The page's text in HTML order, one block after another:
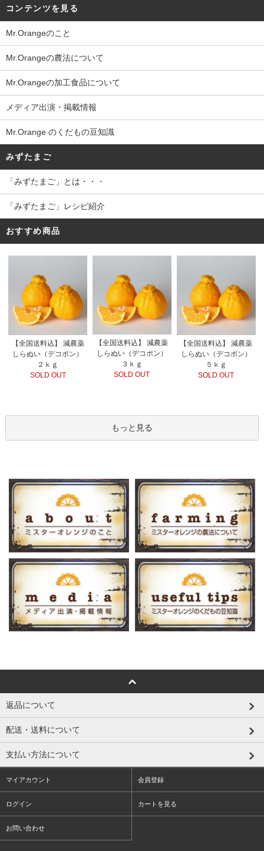
コンテンツを見る
Mr.Orangeのこと
Mr.Orangeの農法について
Mr.Orangeの加工食品について
メディア出演・掲載情報
Mr.Orange のくだもの豆知識
みずたまご
「みずたまご」とは・・・
「みずたまご」レシピ紹介
おすすめ商品
【全国送料込】 減農薬
しらぬい（デコポン）
２ｋｇ
SOLD OUT
【全国送料込】 減農薬
しらぬい（デコポン）
３ｋｇ
SOLD OUT
【全国送料込】 減農薬
しらぬい（デコポン）
５ｋｇ
SOLD OUT
もっと見る
返品について
配送・送料について
支払い方法について
マイアカウント 会員登録
ログイン カートを見る
お問い合わせ